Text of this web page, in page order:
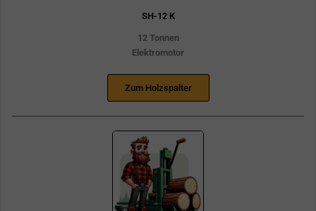
SH-12 K
12 Tonnen
Elektromotor
Zum Holzspalter